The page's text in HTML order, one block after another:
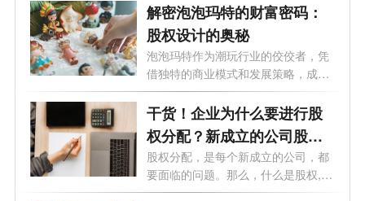
解密泡泡玛特的财富密码：
股权设计的奥秘
泡泡玛特作为潮玩行业的佼佼者，凭
借独特的商业模式和发展策略，成功
赢得...
干货！企业为什么要进行股
权分配？新成立的公司股权
怎么分配？
股权分配，是每个新成立的公司，都
要面临的问题。那么，什么是股权,股
权...